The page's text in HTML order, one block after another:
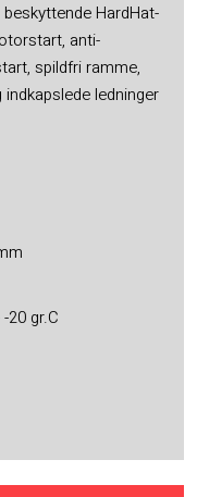
HardHat-
anti-
spildfri ramme,
ledninger
20 gr.C